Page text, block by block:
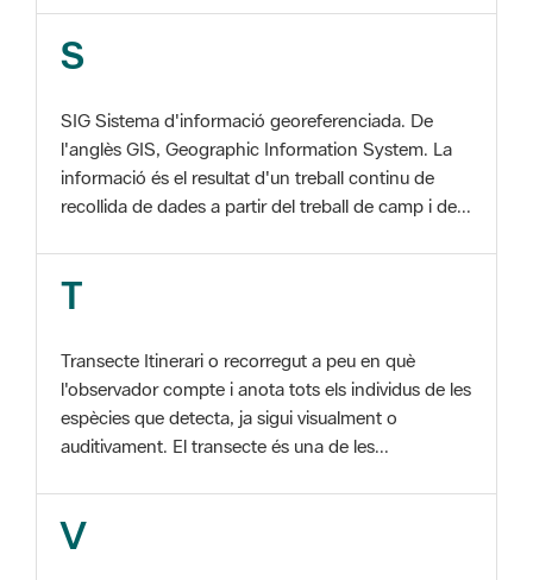
l'anglès GIS, Geographic Information System. La
recollida de dades a partir del treball de camp i de...
T
auditivament. El transecte és una de les...
V
l'Àrea d'Espais Naturals de la Diputació de